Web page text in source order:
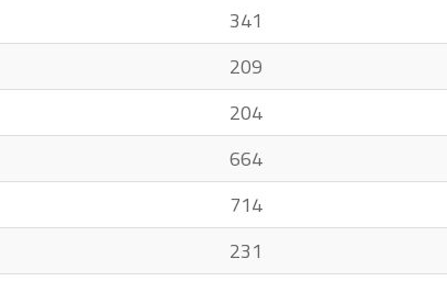
341
209
204
664
714
231